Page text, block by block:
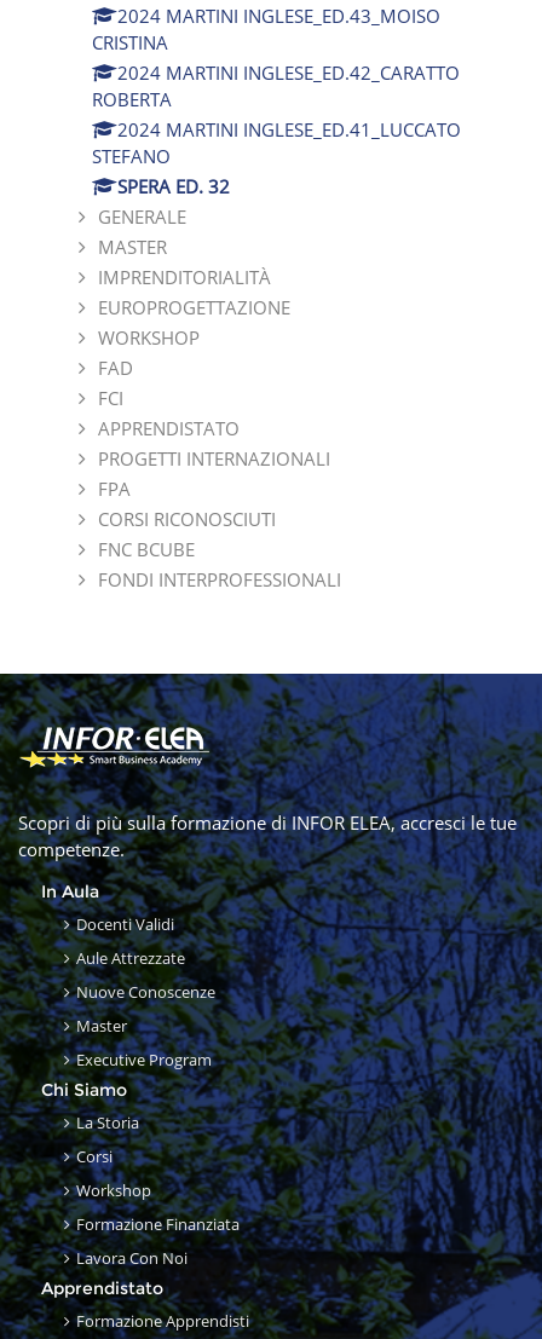
2024 MARTINI INGLESE_ED.43_MOISO
CRISTINA
2024 MARTINI INGLESE_ED.42_CARATTO
ROBERTA
2024 MARTINI INGLESE_ED.41_LUCCATO
STEFANO
SPERA ED. 32
GENERALE
MASTER
IMPRENDITORIALITÀ
EUROPROGETTAZIONE
WORKSHOP
FAD
FCI
APPRENDISTATO
PROGETTI INTERNAZIONALI
FPA
CORSI RICONOSCIUTI
FNC BCUBE
FONDI INTERPROFESSIONALI
Scopri di più sulla formazione di INFOR ELEA, accresci le tue
competenze.
In Aula
Docenti Validi
Aule Attrezzate
Nuove Conoscenze
Master
Executive Program
Chi Siamo
La Storia
Corsi
Workshop
Formazione Finanziata
Lavora Con Noi
Apprendistato
Formazione Apprendisti